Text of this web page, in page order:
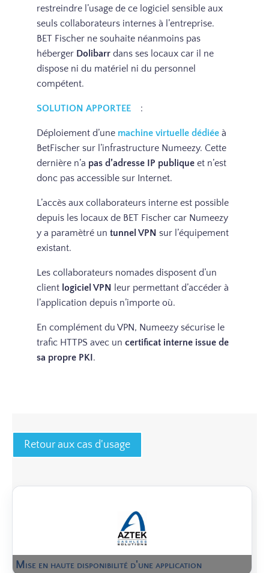
restreindre l’usage de ce logiciel sensible aux
seuls collaborateurs internes à l’entreprise.
BET Fischer ne souhaite néanmoins pas
héberger Dolibarrdans ses locaux car il ne
dispose ni du matériel ni du personnel
compétent.
SOLUTION APPORTEE :
Déploiement d’une machine virtuelle dédiéeà
BetFischer sur l’infrastructure Numeezy. Cette
dernière n’a pas d’adresse IP publique et n’est
donc pas accessible sur Internet.
L’accès aux collaborateurs interne est possible
depuis les locaux de BET Fischer car Numeezy
y a paramètré un tunnel VPN sur l’équipement
existant.
Les collaborateurs nomades disposent d’un
client logiciel VPN leur permettant d’accéder à
l’application depuis n’importe où.
En complément du VPN, Numeezy sécurise le
trafic HTTPS avec un certificat interne issue de
sa propre PKI.
Retour aux cas d'usage
Mise en haute disponibilité d'une application